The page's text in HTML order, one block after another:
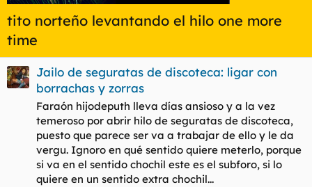
tito norteño levantando el hilo one more
time
Jailo de seguratas de discoteca: ligar con
borrachas y zorras
Faraón hijodeputh lleva días ansioso y a la vez
temeroso por abrir hilo de seguratas de discoteca,
puesto que parece ser va a trabajar de ello y le da
vergu. Ignoro en qué sentido quiere meterlo, porque
si va en el sentido chochil este es el subforo, si lo
quiere en un sentido extra chochil...